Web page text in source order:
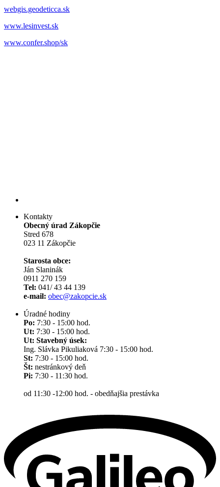
webgis.geodeticca.sk
www.lesinvest.sk
www.confer.shop/sk
Kontakty
Obecný úrad Zákopčie
Stred 678
023 11 Zákopčie
Starosta obce:
Ján Slaninák
0911 270 159
Tel: 041/ 43 44 139
e-mail: obec@zakopcie.sk
Úradné hodiny
Po: 7:30 - 15:00 hod.
Ut: 7:30 - 15:00 hod.
Ut: Stavebný úsek:
Ing. Slávka Pikuliaková 7:30 - 15:00 hod.
St: 7:30 - 15:00 hod.
Št: nestránkový deň
Pi: 7:30 - 11:30 hod.
od 11:30 -12:00 hod. - obedňajšia prestávka